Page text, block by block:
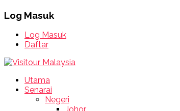
Log Masuk
Log Masuk
Daftar
Utama
Senarai
Negeri